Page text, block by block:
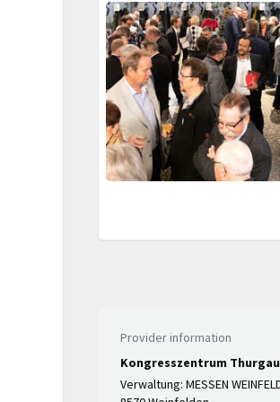
Provider information
Kongresszentrum
Verwaltung: MESSEN